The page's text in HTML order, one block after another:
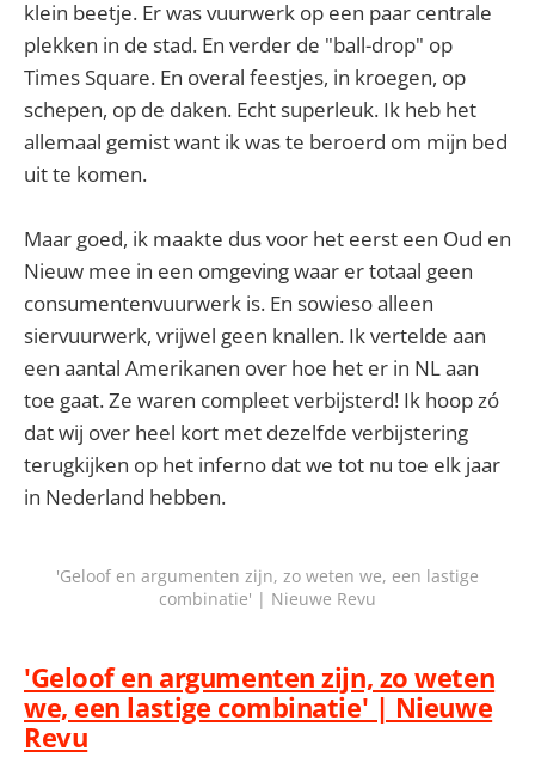
klein beetje. Er was vuurwerk op een paar centrale
plekken in de stad. En verder de "ball-drop" op
Times Square. En overal feestjes, in kroegen, op
schepen, op de daken. Echt superleuk. Ik heb het
allemaal gemist want ik was te beroerd om mijn bed
uit te komen.
Maar goed, ik maakte dus voor het eerst een Oud en
Nieuw mee in een omgeving waar er totaal geen
consumentenvuurwerk is. En sowieso alleen
siervuurwerk, vrijwel geen knallen. Ik vertelde aan
een aantal Amerikanen over hoe het er in NL aan
toe gaat. Ze waren compleet verbijsterd! Ik hoop zó
dat wij over heel kort met dezelfde verbijstering
terugkijken op het inferno dat we tot nu toe elk jaar
in Nederland hebben.
'Geloof en argumenten zijn, zo weten we, een lastige
combinatie' | Nieuwe Revu
'Geloof en argumenten zijn, zo weten
we, een lastige combinatie' | Nieuwe
Revu